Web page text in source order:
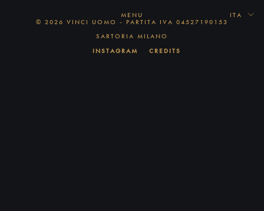
MENU
ITA
© 2026 VINCI UOMO - PARTITA IVA 04527190153
SARTORIA MILANO
INSTAGRAM
CREDITS